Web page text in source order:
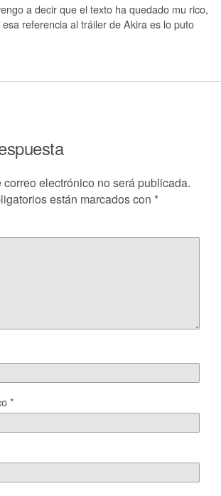
a decir que el texto ha quedado mu rico,
referencia al tráiler de Akira es lo puto
electrónico no será publicada.
están marcados con *
*